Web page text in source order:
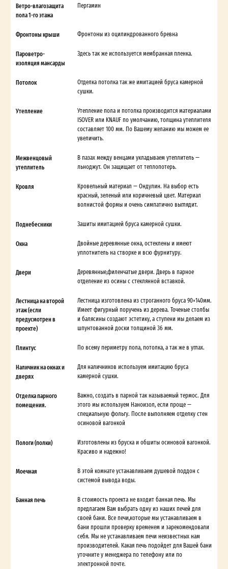
Ветро-влагозащита
пола 1-го этажа
Пергамин
Фронтоны крыши Фронтоны из оцилиндрованного бревна
Пароветро-
изоляция мансарды
Здесь так же используется мембранная пленка.
Потолок
Отделка потолка так же имитацией бруса камерной
сушки.
Утепление
Утепление пола и потолка производится материалами
ISOVER или KNAUF по умолчанию, толщина утеплителя
составляет 100 мм. По Вашему желанию мы можем ее
увеличить.
Межвенцовый
утеплитель
В пазах между венцами укладываем утеплитель —
льноджут. Он защищает от теплопотерь.
Кровля
Кровельный материал — Ондулин. На выбор есть
красный, зеленый или коричневый цвет. Материал
волнистой формы и очень симпатично выглядит.
Поднебесники Зашиты имитацией бруса камерной сушки.
Окна
Двойные деревянные окна, остеклены и имеют
уплотнитель на створке и всю фурнитуру.
Двери
Деревянные,филенчатые двери. Дверь в парное
отделение из осины с стеклянной вставкой.
Лестница на второй
этаж (если
предусмотрен в
проекте)
Лестница изготовлена из строганного бруса 90×140мм.
Имеет фигурный поручень из дерева. Точеные столбы
и балясины создают эстетику, а ступени мы делаем из
шпунтованной доски толщиной 36 мм.
Плинтус По всему периметру пола, потолка, а так же в углах.
Наличник на окнах и
дверях
Для наличников используем имитацию бруса
камерной сушки.
Отделка парного
помещения.
Важно, создать в парной так называемый термос. Для
этого мы используем Наноизол, если проще —
специальную фольгу. После выполняем отделку стен
осиновой вагонкой
Пологи (полки)
Изготовлены из бруска и обшиты осиновой вагонкой.
Красиво и надежно!
Моечная
В этой комнате устанавливаем душевой поддон с
системой вывода воды.
Банная печь
В стоимость проекта не входит банная печь. Мы
предлагаем Вам выбрать одну из наших печей для
своей бани. Все печи,которые мы устанавливаем в
бани прошли проверку временем и зарекомендовали
себя. Мы не устанавливаем печи неизвестных нам
производителей. Какая печь подойдет для Вашей бани
уточните у менеджера по телефону или по
электронной почте.